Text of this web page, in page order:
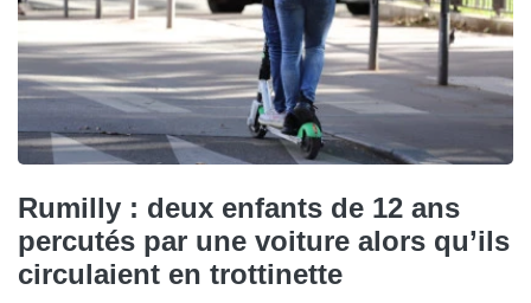
Rumilly : deux enfants de 12 ans
percutés par une voiture alors qu’ils
circulaient en trottinette